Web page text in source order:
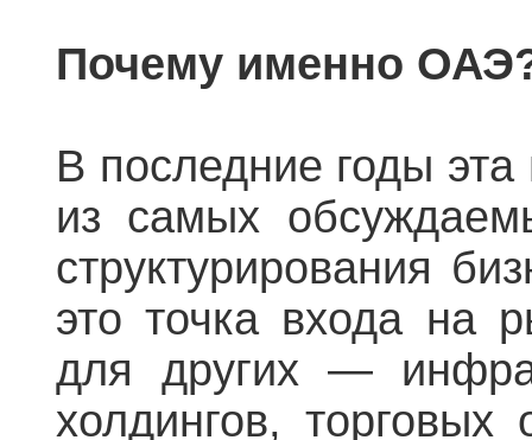
Почему именно
В последние годы
из самых
структурирования
это точка входа на
для других —
холдингов, торговых